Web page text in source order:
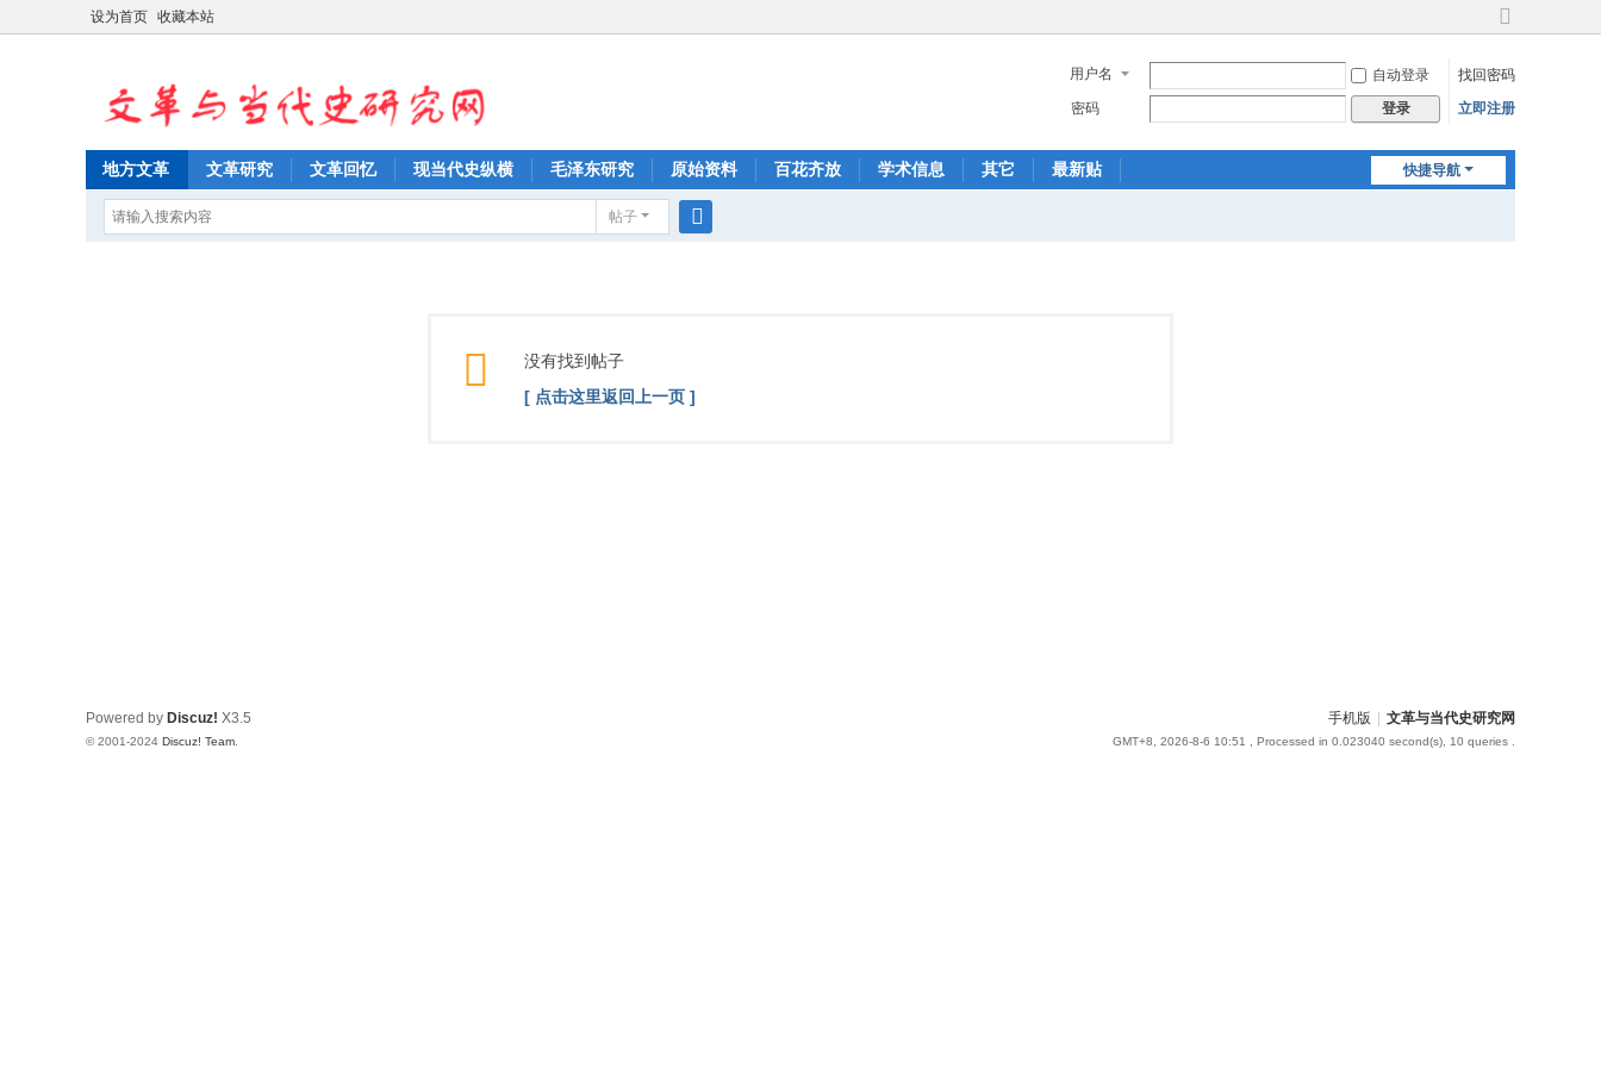
设为首页 收藏本站
切
到
宽
用户名 自动登录
找回密码
密码
登录 立即注册
快捷导航
地方文革 文革研究 文革回忆 现当代史纵横 毛泽东研究 原始资料 百花齐放 学术信息 其它 最新贴
帖子
没有找到帖子
[ 点击这里返回上一页 ]
手机版 文革与当代史研究网
GMT+8, 2026-8-6 10:51 , Processed in 0.023040 second(s), 10 queries .
Powered by Discuz! X3.5
© 2001-2024 Discuz! Team